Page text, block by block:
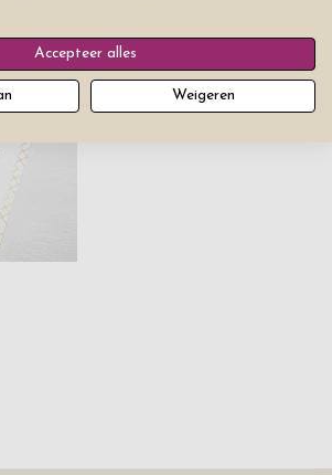
je misschien ook leuk
Accepteer alles
Weigeren